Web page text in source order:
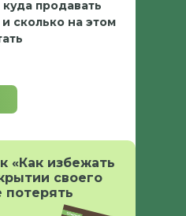
продавать
сколько на этом
«Как избежать
своего
потерять